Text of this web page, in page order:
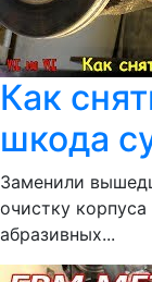
Как
шкода
Заменили
очистку
абразивных...